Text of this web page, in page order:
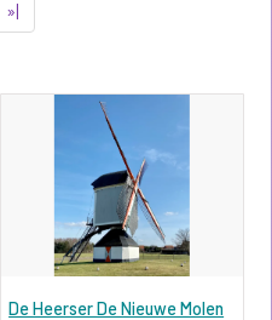
»|
De Heerser De Nieuwe Molen